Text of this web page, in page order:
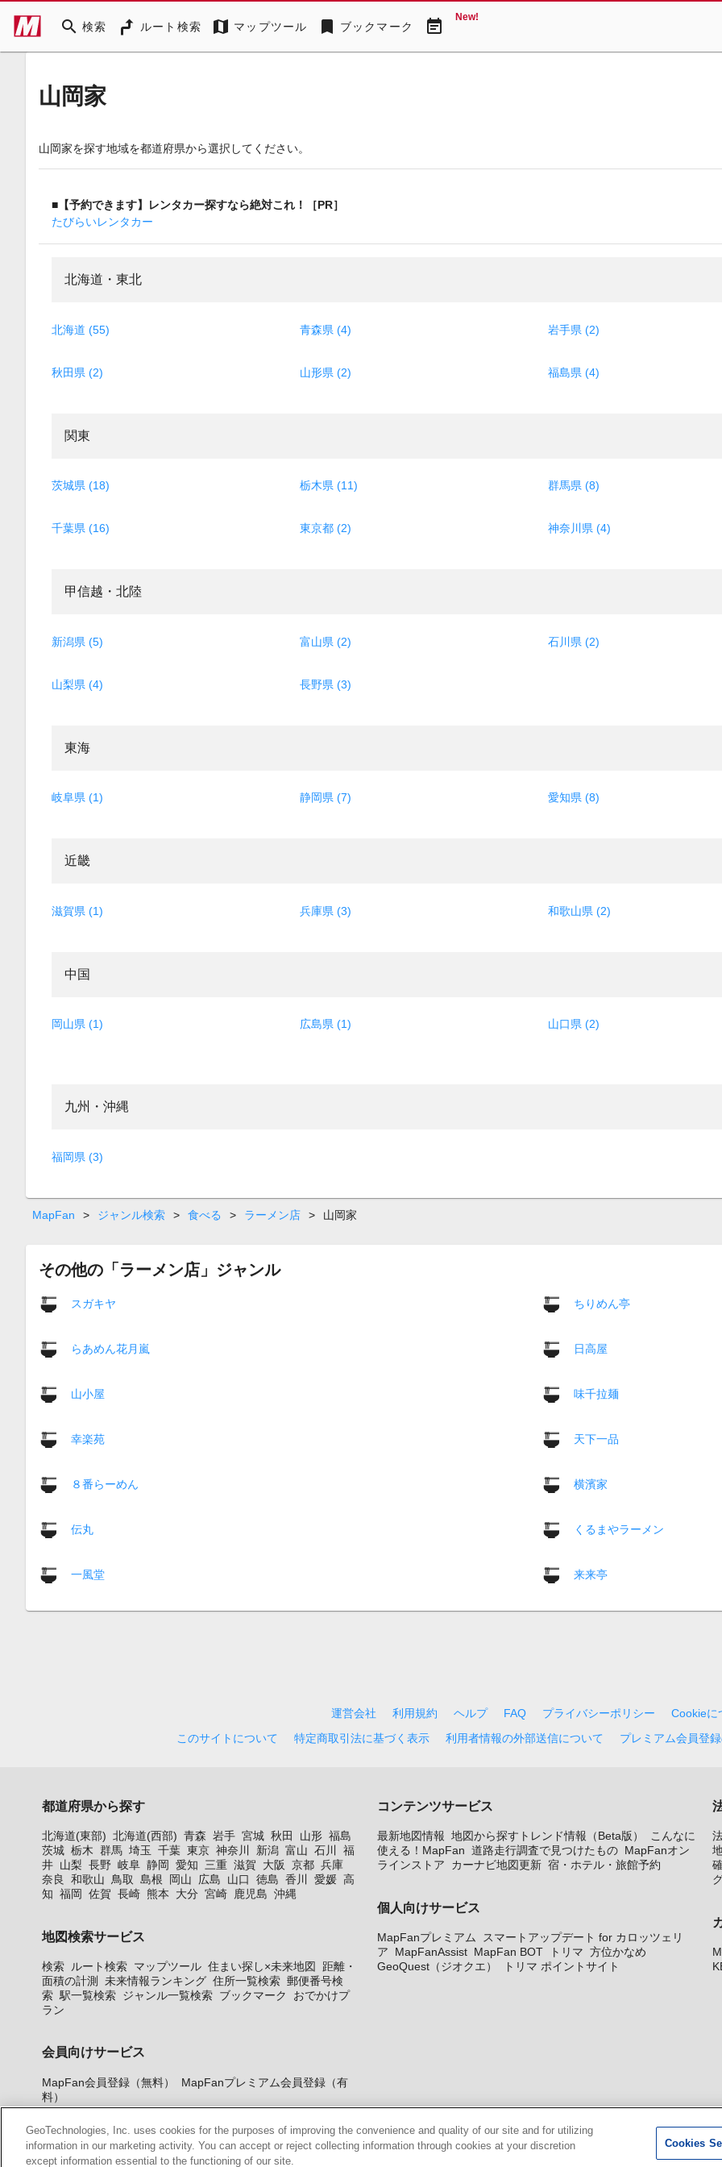
search 検索 ルート検索 map マップツール bookmark ブックマーク event_note New!
山岡家
山岡家を探す地域を都道府県から選択してください。
■【予約できます】レンタカー探すなら絶対これ！［PR］
たびらいレンタカー
北海道・東北
北海道 (55) 青森県 (4) 岩手県 (2)
秋田県 (2) 山形県 (2) 福島県 (4)
関東
茨城県 (18) 栃木県 (11) 群馬県 (8)
千葉県 (16) 東京都 (2) 神奈川県 (4)
甲信越・北陸
新潟県 (5) 富山県 (2) 石川県 (2)
山梨県 (4) 長野県 (3)
東海
岐阜県 (1) 静岡県 (7) 愛知県 (8)
近畿
滋賀県 (1) 兵庫県 (3) 和歌山県 (2)
中国
岡山県 (1) 広島県 (1) 山口県 (2)
九州・沖縄
福岡県 (3)
MapFan > ジャンル検索 > 食べる > ラーメン店 > 山岡家
その他の「ラーメン店」ジャンル
スガキヤ ちりめん亭
らあめん花月嵐 日高屋
山小屋 味千拉麺
幸楽苑 天下一品
８番らーめん 横濱家
伝丸 くるまやラーメン
一風堂 来来亭
運営会社 利用規約 ヘルプ FAQ プライバシーポリシー
Cookieに
このサイトについて
特定商取引法に基づく表示 利用者情報の外部送信について プレミアム会員登
都道府県から探す
北海道(東部) 北海道(西部) 青森 岩手 宮城 秋田 山形 福島
茨城 栃木 群馬 埼玉 千葉 東京 神奈川 新潟 富山 石川
福
井 山梨 長野 岐阜 静岡 愛知 三重 滋賀 大阪 京都 兵庫
奈良
和歌山 鳥取 島根 岡山 広島 山口 徳島 香川 愛媛 高
知 福岡 佐賀 長崎 熊本 大分 宮崎 鹿児島 沖縄
地図検索サービス
検索 ルート検索 マップツール 住まい探し×未来地図
距離・
面積の計測
未来情報ランキング 住所一覧検索 郵便番号検
索 駅一覧検索 ジャンル一覧検索 ブックマーク
おでかけプ
ラン
会員向けサービス
MapFan会員登録（無料）
MapFanプレミアム会員登録（有
料）
コンテンツサービス
最新地図情報 地図から探すトレンド情報（Beta版）
こんなに
使える！MapFan 道路走行調査で見つけたもの MapFanオン
ラインストア
カーナビ地図更新 宿・ホテル・旅館予約
個人向けサービス
MapFanプレミアム
スマートアップデート for カロッツェリ
ア
MapFanAssist MapFan BOT トリマ 方位かなめ
GeoQuest（ジオクエ）
トリマ ポイントサイト
GeoTechnologies, Inc. uses cookies for the purposes of improving the convenience and quality of our site and for utilizing
information in our marketing activity. You can accept or reject collecting information through cookies at your discretion
except information essential to the functioning of our site.
Cookies